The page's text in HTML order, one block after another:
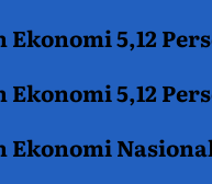
5,12
5,12